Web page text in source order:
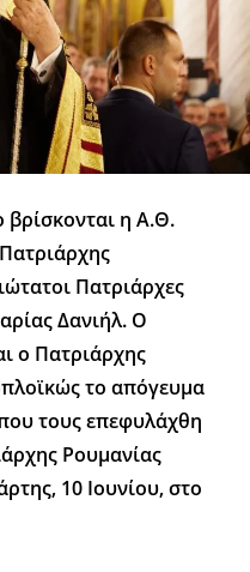
βρίσκονται η Α.Θ.
Πατριάρχες
Δανιήλ. Ο
ο Πατριάρχης
το απόγευμα
τους επεφυλάχθη
Ρουμανίας
10 Ιουνίου, στο